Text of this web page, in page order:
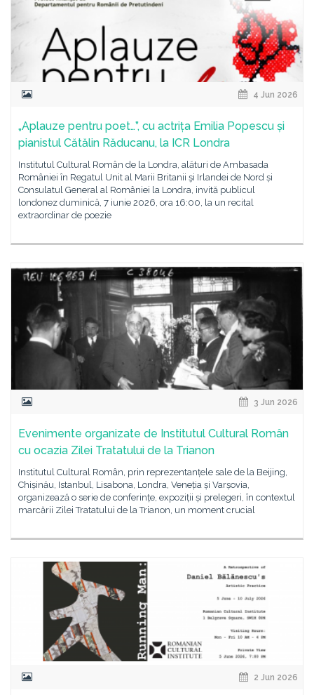
4 Jun 2026
„Aplauze pentru poet…”, cu actrița Emilia Popescu și
pianistul Cătălin Răducanu, la ICR Londra
Institutul Cultural Român de la Londra, alături de Ambasada
României în Regatul Unit al Marii Britanii şi Irlandei de Nord și
Consulatul General al României la Londra, invită publicul
londonez duminică, 7 iunie 2026, ora 16:00, la un recital
extraordinar de poezie
3 Jun 2026
Evenimente organizate de Institutul Cultural Român
cu ocazia Zilei Tratatului de la Trianon
Institutul Cultural Român, prin reprezentanțele sale de la Beijing,
Chișinău, Istanbul, Lisabona, Londra, Veneția și Varșovia,
organizează o serie de conferințe, expoziții și prelegeri, în contextul
marcării Zilei Tratatului de la Trianon, un moment crucial
2 Jun 2026